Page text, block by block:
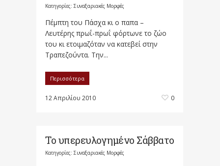
Κατηγορίες: Συναξαριακές Μορφές
Πέμπτη του Πάσχα κι ο παπα –
Λευτέρης πρωΐ-πρωΐ φόρτωνε το ζώο
του κι ετοιμαζόταν να κατεβεί στην
Τραπεζούντα. Την...
Περισσότερα
12 Απριλίου 2010 0
Το υπερευλογημένο Σάββατο
Κατηγορίες: Συναξαριακές Μορφές